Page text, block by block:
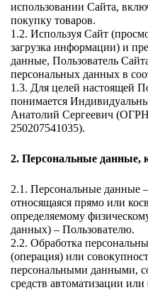
использовании Сайта,
покупку товаров.
1.2. Используя Сайт
загрузка информации) и
данные, Пользователь
персональных данных в
1.3. Для целей настоящей
понимается
Анатолий Сергеевич
250207541035).
2. Персональные данные,
2.1. Персональные данные
относящаяся прямо или
определяемому
данных) – Пользователю.
2.2. Обработка
(операция) или
персональными данными,
средств автоматизации